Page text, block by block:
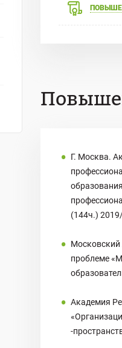
Г. Москва.
(144ч.)
проблеме
Академия
-